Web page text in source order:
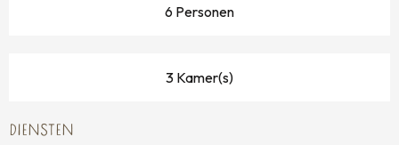
6 Personen
3 Kamer(s)
DIENSTEN